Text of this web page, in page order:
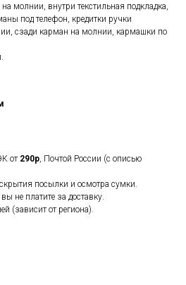
на молнии, внутри текстильная подкладка,
под телефон, кредитки ручки
сзади карман на молнии, кармашки по
от 290р, Почтой России (с описью
посылки и осмотра сумки.
не платите за доставку.
(зависит от региона).